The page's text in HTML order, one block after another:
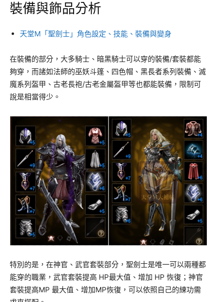
裝備與飾品分析
天堂M「聖劍士」角色設定、技能、裝備與變身
在裝備的部分，大多騎士、暗黑騎士可以穿的裝備/套裝都能
夠穿，而諸如法師的巫妖斗篷、四色帽、黑長者系列裝備、滅
魔系列盔甲、古老長袍/古老金屬盔甲等也都能裝備，限制可
說是相當得少。
特別的是，在神官、武官套裝部分，聖劍士是唯一可以兩種都
能穿的職業，武官套裝提高 HP最大值、增加 HP 恢復；神官
套裝提高MP 最大值、增加MP恢復，可以依照自己的練功需